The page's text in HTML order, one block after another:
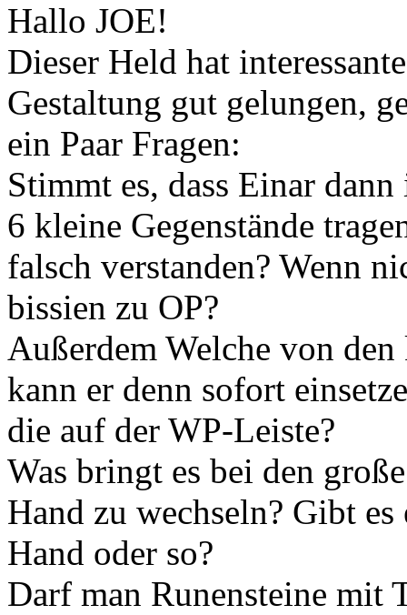
Hallo JOE!
Dieser Held hat
Gestaltung gut gelungen,
ein Paar Fragen:
Stimmt es, dass Einar
6 kleine Gegenstände
falsch verstanden? Wenn
bissien zu OP?
Außerdem Welche von
kann er denn sofort
die auf der WP-Leiste?
Was bringt es bei den
Hand zu wechseln? Gibt
Hand oder so?
Darf man Runensteine mit